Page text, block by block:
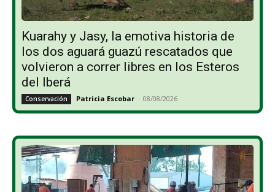
Kuarahy y Jasy, la emotiva historia de
los dos aguará guazú rescatados que
volvieron a correr libres en los Esteros
del Iberá
Conservación Patricia Escobar - 08/08/2026